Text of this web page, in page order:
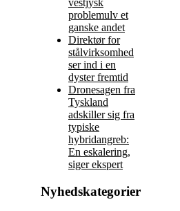
vestjysk
problemulv et
ganske andet
Direktør for
stålvirksomhed
ser ind i en
dyster fremtid
Dronesagen fra
Tyskland
adskiller sig fra
typiske
hybridangreb:
En eskalering,
siger ekspert
Nyhedskategorier